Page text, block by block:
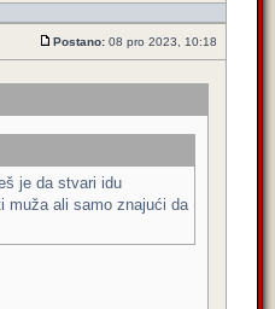
Postano: 08 pro 2023, 10:18
je da stvari idu
muža ali samo znajući da